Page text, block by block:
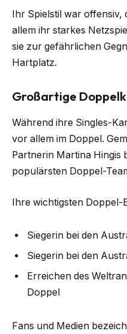
Ihr Spielstil war offensiv,
allem ihr starkes
sie zur gefährlichen
Hartplatz.
Großartige
Während ihre Singles-
vor allem im Doppel.
Partnerin Martina Hingis
populärsten Doppel-
Ihre wichtigsten Doppel-
Siegerin bei den
Siegerin bei den
Erreichen des
Doppel
Fans und Medien